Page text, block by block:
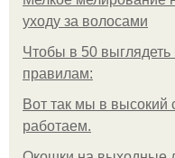
уходу за волосами
Чтобы в 50
правилам:
Вот так мы в высокий
работаем.